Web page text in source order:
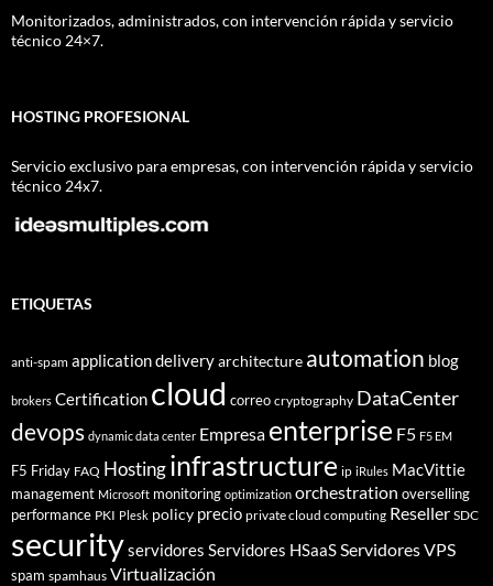
Monitorizados, administrados, con intervención rápida y servicio
técnico 24×7.
HOSTING PROFESIONAL
Servicio exclusivo para empresas, con intervención rápida y servicio
técnico 24x7.
ETIQUETAS
anti-spam application deliveryarchitecture automation blog
brokers Certification cloud correo cryptography DataCenter
devops dynamic data center Empresa enterprise F5 F5 EM
F5 Friday FAQ Hostinginfrastructure ip iRules MacVittie
management Microsoft monitoring optimization orchestration overselling
performance PKI Plesk policy precio private cloud computing Reseller SDC
securityservidores Servidores HSaaSServidores VPS
spam spamhaus Virtualización